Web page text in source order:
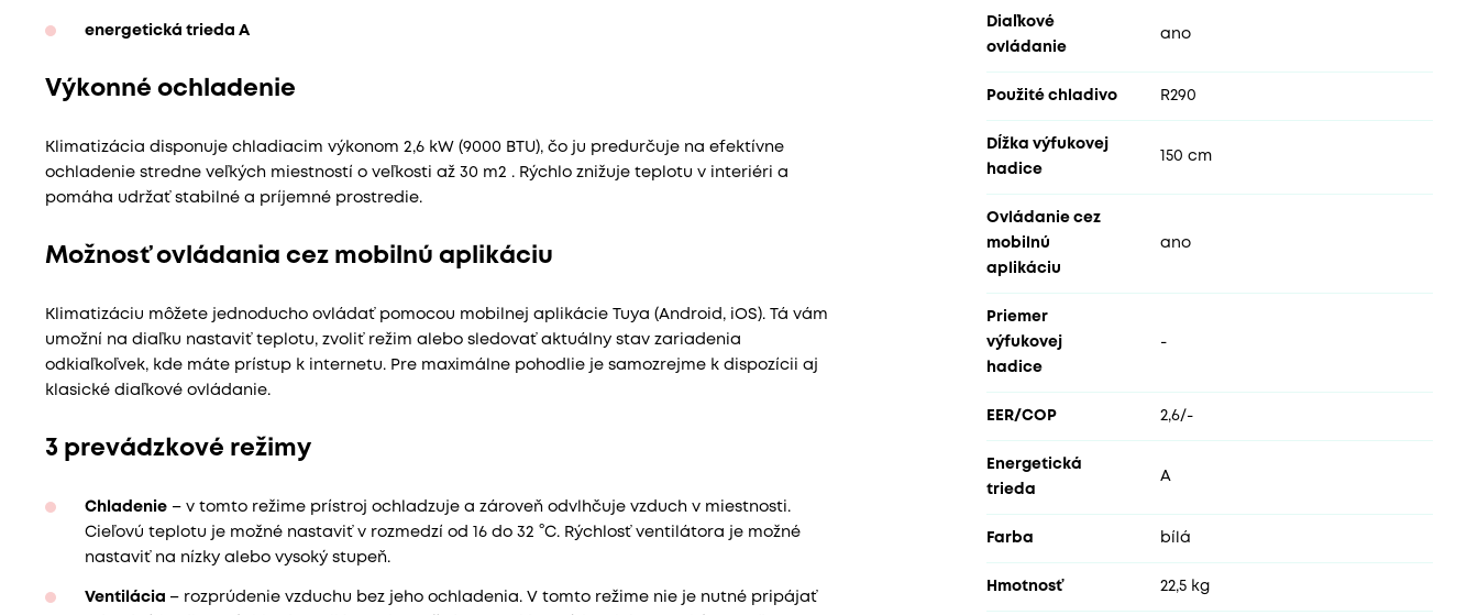
energetická trieda A
Výkonné ochladenie
Klimatizácia disponuje chladiacim výkonom 2,6 kW (9000 BTU), čo ju predurčuje na efektívne
ochladenie stredne veľkých miestností o veľkosti až 30 m2 . Rýchlo znižuje teplotu v interiéri a
pomáha udržať stabilné a príjemné prostredie.
Možnosť ovládania cez mobilnú aplikáciu
Klimatizáciu môžete jednoducho ovládať pomocou mobilnej aplikácie Tuya (Android, iOS). Tá vám
umožní na diaľku nastaviť teplotu, zvoliť režim alebo sledovať aktuálny stav zariadenia
odkiaľkoľvek, kde máte prístup k internetu. Pre maximálne pohodlie je samozrejme k dispozícii aj
klasické diaľkové ovládanie.
3 prevádzkové režimy
Chladenie– v tomto režime prístroj ochladzuje a zároveň odvlhčuje vzduch v miestnosti.
Cieľovú teplotu je možné nastaviť v rozmedzí od 16 do 32 °C. Rýchlosť ventilátora je možné
nastaviť na nízky alebo vysoký stupeň.
Ventilácia – rozprúdenie vzduchu bez jeho ochladenia. V tomto režime nie je nutné pripájať
Diaľkové
ovládanie
ano
Použité chladivo R290
Dĺžka výfukovej
hadice
150 cm
Ovládanie cez
mobilnú
aplikáciu
ano
Priemer
výfukovej
hadice
-
EER/COP 2,6/-
Energetická
trieda
A
Farba bílá
Hmotnosť 22,5 kg